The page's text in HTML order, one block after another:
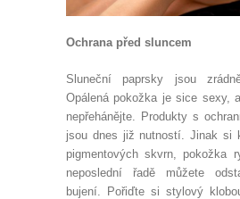
Ochrana před sluncem
Sluneční paprsky jsou
Opálená pokožka je sice sexy,
nepřehánějte. Produkty s
jsou dnes již nutností. Jinak si
pigmentových skvrn, pokožka
neposlední řadě můžete
bujení. Pořiďte si stylový